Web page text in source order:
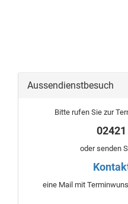
Aussendienstbesuch
Bitte rufen Sie zur
oder senden
eine Mail mit